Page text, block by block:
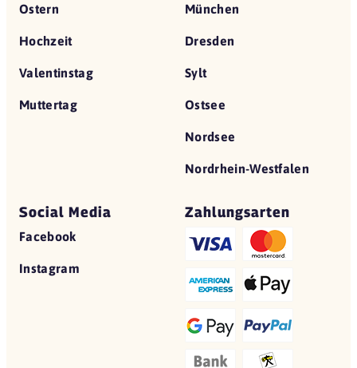
Ostern
Hochzeit
Valentinstag
Muttertag
München
Dresden
Sylt
Ostsee
Nordsee
Nordrhein-Westfalen
Social Media
Facebook
Instagram
Zahlungsarten